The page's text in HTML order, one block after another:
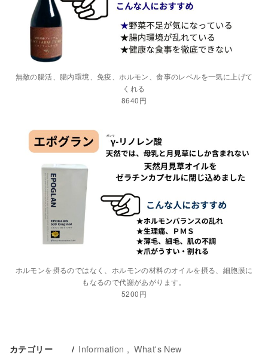
無敵の腸活、腸内環境、免疫、ホルモン、食事のレベルを一気に上げて
くれる
8640円
ホルモンを摂るのではなく、ホルモンの材料のオイルを摂る、細胞膜に
もなるので代謝があがります。
5200円
カテゴリー Information What's New